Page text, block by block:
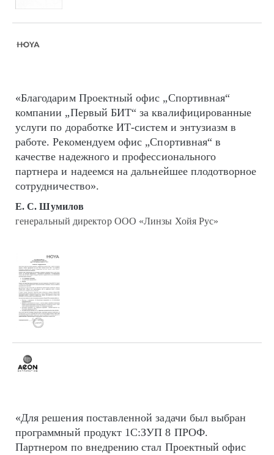
«Благодарим Проектный офис „Спортивная“
компании „Первый БИТ“ за квалифицированные
услуги по доработке ИТ-систем и энтузиазм в
работе. Рекомендуем офис „Спортивная“ в
качестве надежного и профессионального
партнера и надеемся на дальнейшее плодотворное
сотрудничество».
Е. С. Шумилов
генеральный директор ООО «Линзы Хойя Рус»
«Для решения поставленной задачи был выбран
программный продукт 1С:ЗУП 8 ПРОФ.
Партнером по внедрению стал Проектный офис